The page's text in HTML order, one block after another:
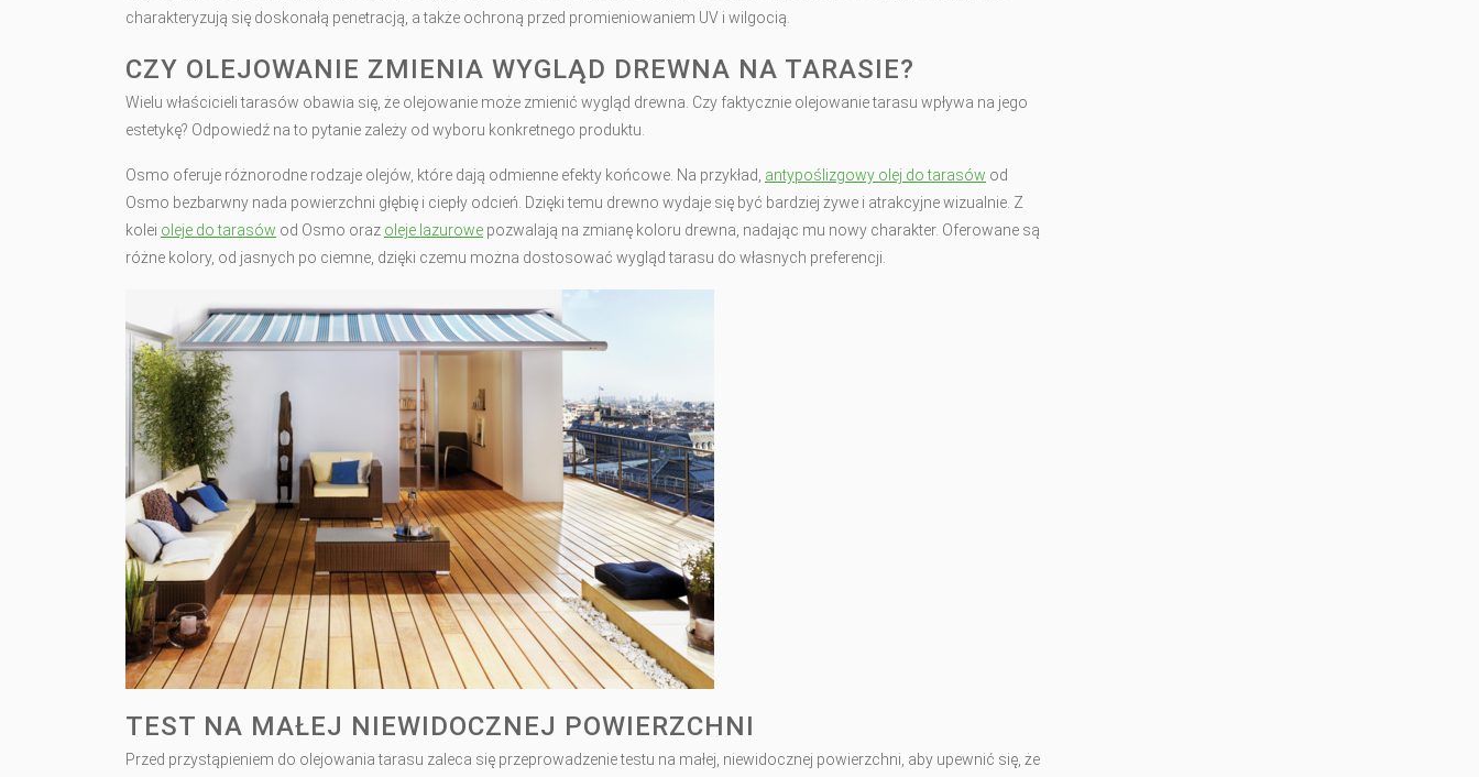
charakteryzują się doskonałą penetracją, a także ochroną przed promieniowaniem UV i wilgocią.
CZY OLEJOWANIE ZMIENIA WYGLĄD DREWNA NA TARASIE?
Wielu właścicieli tarasów obawia się, że olejowanie może zmienić wygląd drewna. Czy faktycznie olejowanie tarasu wpływa na jego
estetykę? Odpowiedź na to pytanie zależy od wyboru konkretnego produktu.
Osmo oferuje różnorodne rodzaje olejów, które dają odmienne efekty końcowe. Na przykład, antypoślizgowy olej do tarasów od
Osmo bezbarwny nada powierzchni głębię i ciepły odcień. Dzięki temu drewno wydaje się być bardziej żywe i atrakcyjne wizualnie. Z
kolei oleje do tarasów od Osmo oraz oleje lazurowe pozwalają na zmianę koloru drewna, nadając mu nowy charakter. Oferowane są
różne kolory, od jasnych po ciemne, dzięki czemu można dostosować wygląd tarasu do własnych preferencji.
TEST NA MAŁEJ NIEWIDOCZNEJ POWIERZCHNI
Przed przystąpieniem do olejowania tarasu zaleca się przeprowadzenie testu na małej, niewidocznej powierzchni, aby upewnić się, że